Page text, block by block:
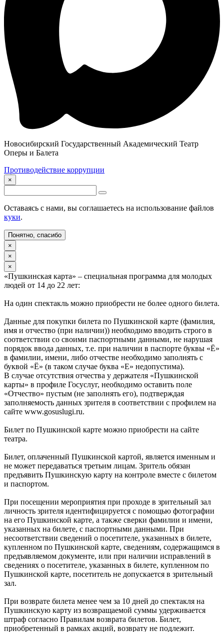
Новосибирский Государственный Академический Театр
Оперы и Балета
Противодействие коррупции
×
Оставаясь с нами, вы соглашаетесь на использование файлов
куки.
Понятно, спасибо
×
×
×
«Пушкинская карта» – специальная программа для молодых
людей от 14 до 22 лет:
На один спектакль можно приобрести не более одного билета.
Данные для покупки билета по Пушкинской карте (фамилия,
имя и отчество (при наличии)) необходимо вводить строго в
соответствии со своими паспортными данными, не нарушая
порядок ввода данных, т.е. при наличии в паспорте буквы «Ё»
в фамилии, имени, либо отчестве необходимо заполнять с
буквой «Ё» (в таком случае буква «Е» недопустима).
В случае отсутствия отчества у держателя «Пушкинской
карты» в профиле Госуслуг, необходимо оставить поле
«Отчество» пустым (не заполнять его), подтверждая
заполняемость данных зрителя в соответствии с профилем на
сайте www.gosuslugi.ru.
Билет по Пушкинской карте можно приобрести на сайте
театра.
Билет, оплаченный Пушкинской картой, является именным и
не может передаваться третьим лицам. Зритель обязан
предъявить Пушкинскую карту на контроле вместе с билетом
и паспортом.
При посещении мероприятия при проходе в зрительный зал
личность зрителя идентифицируется с помощью фотографии
на его Пушкинской карте, а также сверки фамилии и имени,
указанных на билете, с паспортными данными. При
несоответствии сведений о посетителе, указанных в билете,
купленном по Пушкинской карте, сведениям, содержащимся в
предъявляемом документе, или при наличии исправлений в
сведениях о посетителе, указанных в билете, купленном по
Пушкинской карте, посетитель не допускается в зрительный
зал.
При возврате билета менее чем за 10 дней до спектакля на
Пушкинскую карту из возвращаемой суммы удерживается
штраф согласно Правилам возврата билетов. Билет,
приобретенный в рамках акций, возврату не подлежит.